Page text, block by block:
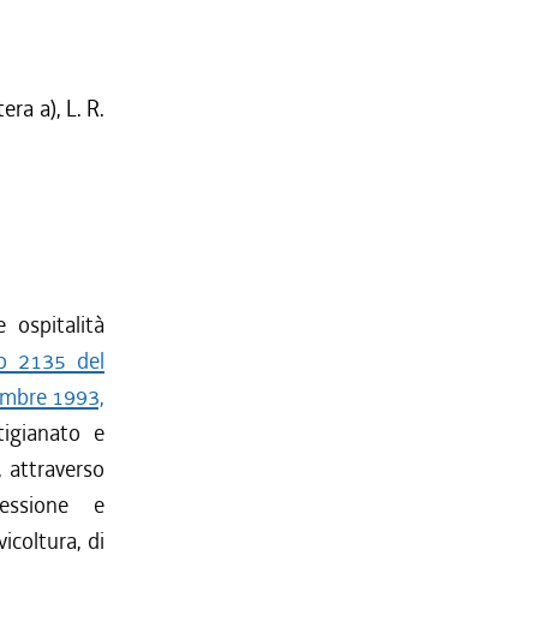
a), L. R.
ospitalità
2135 del
1993,
e
e
di